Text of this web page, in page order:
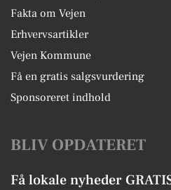
Fakta om Vejen
Erhvervsartikler
Vejen Kommune
Få en gratis salgsvurdering
Sponsoreret indhold
BLIV OPDATERET
Få lokale nyheder